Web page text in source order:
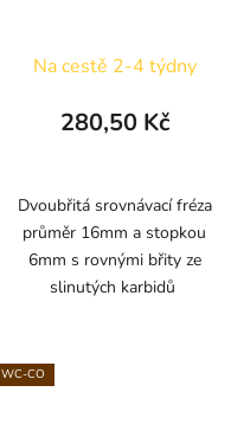
Na cestě 2-4 týdny
280,50 Kč
Dvoubřitá srovnávací fréza
průměr 16mm a stopkou
6mm s rovnými břity ze
slinutých karbidů
WC-CO